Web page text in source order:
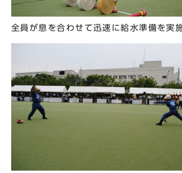
全員が息を合わせて迅速に給水準備を実